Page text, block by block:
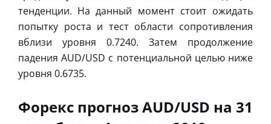
тенденции. На данный момент стоит ожидать
попытку роста и тест области сопротивления
вблизи уровня 0.7240. Затем продолжение
падения AUD/USD с потенциальной целью ниже
уровня 0.6735.
Форекс прогноз AUD/USD на 31